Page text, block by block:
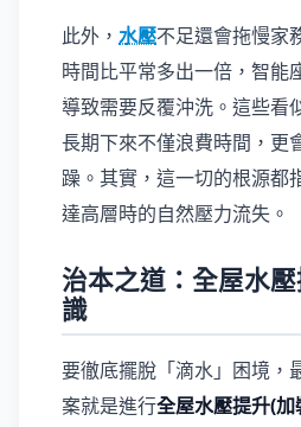
此外， 水壓不足還會拖慢家
時間比平常多出一倍，智能
導致需要反覆沖洗。這些看
長期下來不僅浪費時間，更
躁。其實，這一切的根源都
達高層時的自然壓力流失。
治本之道：全屋水
識
要徹底擺脫「滴水」困境，
案就是進行全屋水壓提升(加